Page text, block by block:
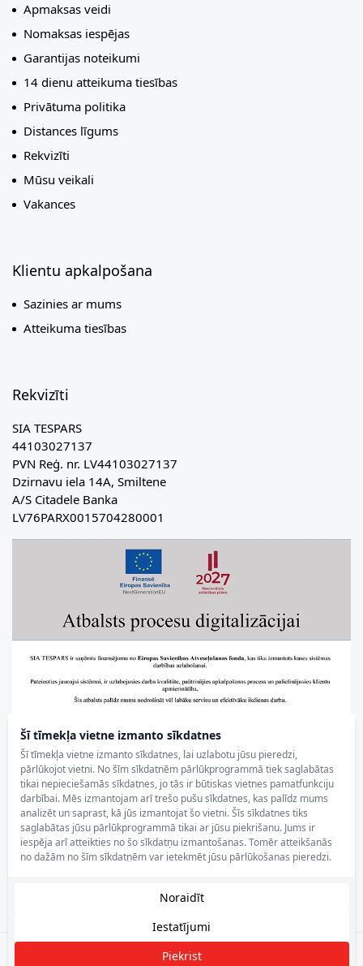
Šī tīmekļa vietne izmanto sīkdatnes
Šī tīmekļa vietne izmanto sīkdatnes, lai uzlabotu jūsu pieredzi,
pārlūkojot vietni. No šīm sīkdatnēm pārlūkprogrammā tiek saglabātas
tikai nepieciešamās sīkdatnes, jo tās ir būtiskas vietnes pamatfunkciju
darbībai. Mēs izmantojam arī trešo pušu sīkdatnes, kas palīdz mums
analizēt un saprast, kā jūs izmantojat šo vietni. Šīs sīkdatnes tiks
saglabātas jūsu pārlūkprogrammā tikai ar jūsu piekrišanu. Jums ir
iespēja arī atteikties no šo sīkdatņu izmantošanas. Tomēr atteikšanās
no dažām no šīm sīkdatnēm var ietekmēt jūsu pārlūkošanas pieredzi.
Piekrist
Iestatījumi
Noraidīt
Filtrēt
Apmaksas veidi
Nomaksas iespējas
Garantijas noteikumi
14 dienu atteikuma tiesības
Privātuma politika
Distances līgums
Rekvizīti
Mūsu veikali
Vakances
Klientu apkalpošana
Sazinies ar mums
Atteikuma tiesības
Rekvizīti
SIA TESPARS
44103027137
PVN Reģ. nr. LV44103027137
Dzirnavu iela 14A, Smiltene
A/S Citadele Banka
LV76PARX0015704280001